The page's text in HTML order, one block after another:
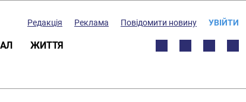
Редакція Реклама Повідомити новину УВІЙТИ
ЖИТТЯ